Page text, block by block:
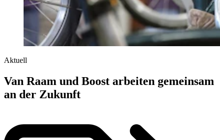
Aktuell
Van Raam und Boost arbeiten gemeinsam
an der Zukunft